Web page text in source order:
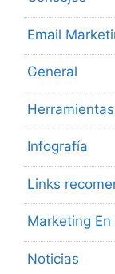
Email
General
Herramientas
Infografía
Links
Marketing
Noticias